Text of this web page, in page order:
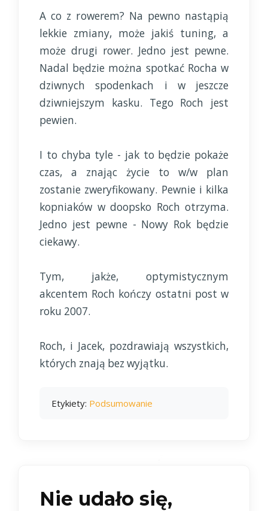
A co z rowerem? Na pewno nastąpią
lekkie zmiany, może jakiś tuning, a
może drugi rower. Jedno jest pewne.
Nadal będzie można spotkać Rocha w
dziwnych spodenkach i w jeszcze
dziwniejszym kasku. Tego Roch jest
pewien.
I to chyba tyle - jak to będzie pokaże
czas, a znając życie to w/w plan
zostanie zweryfikowany. Pewnie i kilka
kopniaków w doopsko Roch otrzyma.
Jedno jest pewne - Nowy Rok będzie
ciekawy.
Tym, jakże, optymistycznym
akcentem Roch kończy ostatni post w
roku 2007.
Roch, i Jacek, pozdrawiają wszystkich,
których znają bez wyjątku.
Etykiety: Podsumowanie
Nie udało się,